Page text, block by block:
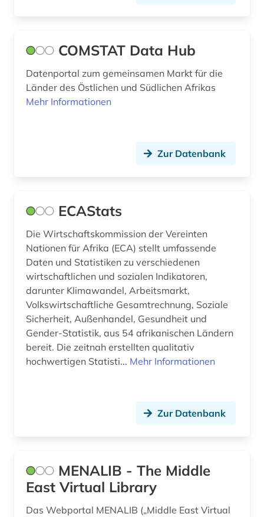
oral history (1)
ostasien (2)
philosophie (1)
politik (6)
portolan (1)
portugal (1)
preprint (1)
pädagogik (1)
quelle (4)
schwarzafrika (2)
COMSTAT Data Hub
Datenportal zum gemeinsamen Markt für die
Länder des Östlichen und Südlichen Afrikas
Mehr Informationen
Zur Datenbank
ECAStats
Die Wirtschaftskommission der Vereinten
Nationen für Afrika (ECA) stellt umfassende
Daten und Statistiken zu verschiedenen
wirtschaftlichen und sozialen Indikatoren,
darunter Klimawandel, Arbeitsmarkt,
Volkswirtschaftliche Gesamtrechnung, Soziale
Sicherheit, Außenhandel, Gesundheit und
Gender-Statistik, aus 54 afrikanischen Ländern
bereit. Die zeitnah erstellten qualitativ
hochwertigen Statisti... Mehr Informationen
Zur Datenbank
MENALIB - The Middle
East Virtual Library
Das Webportal MENALIB („Middle East Virtual